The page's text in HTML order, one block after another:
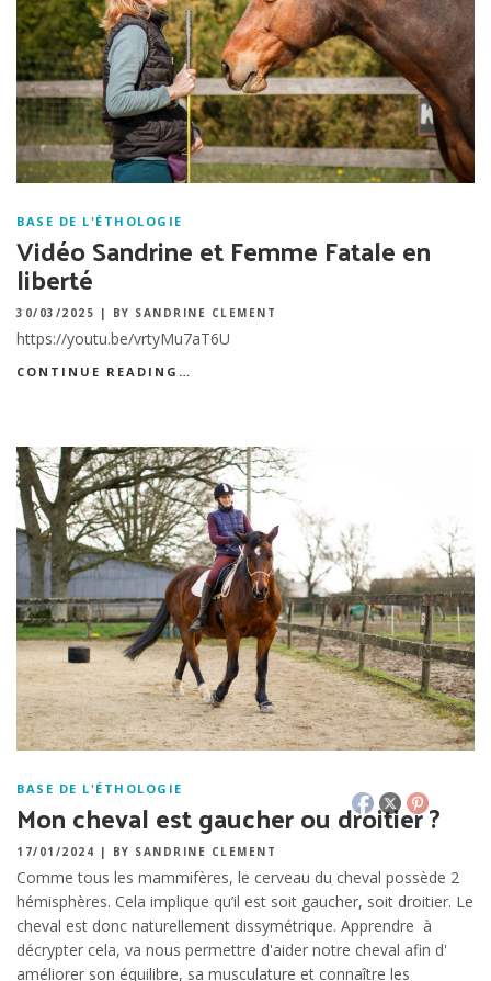
BASE DE L'ÉTHOLOGIE
Vidéo Sandrine et Femme Fatale en
liberté
30/03/2025 | BY SANDRINE CLEMENT
https://youtu.be/vrtyMu7aT6U
CONTINUE READING…
BASE DE L'ÉTHOLOGIE
Mon cheval est gaucher ou droitier ?
17/01/2024 | BY SANDRINE CLEMENT
Comme tous les mammifères, le cerveau du cheval possède 2
hémisphères. Cela implique qu’il est soit gaucher, soit droitier. Le
cheval est donc naturellement dissymétrique. Apprendre à
décrypter cela, va nous permettre d'aider notre cheval afin d'
améliorer son équilibre, sa musculature et connaître les